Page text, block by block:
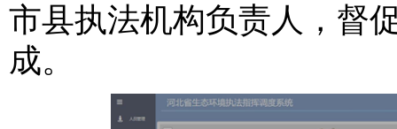
市县执法机构负责人，督
成。